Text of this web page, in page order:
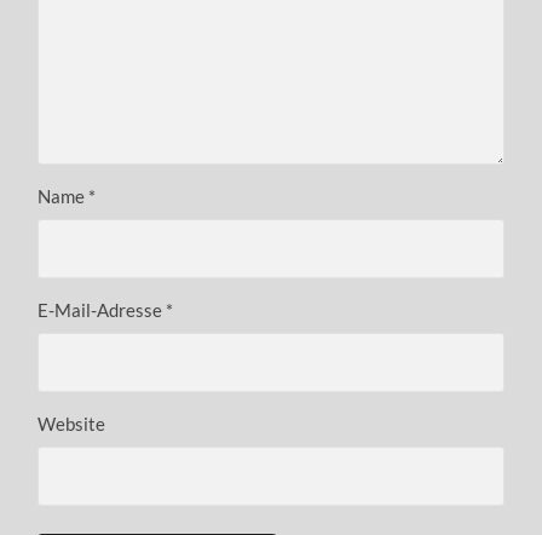
Name *
E-Mail-Adresse *
Website